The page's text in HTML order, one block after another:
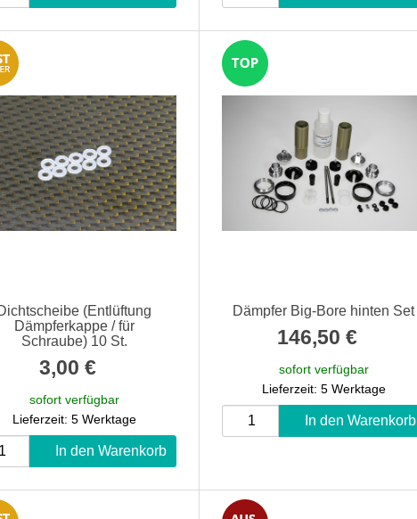
(Entlüftung
Dämpferkappe / für
Schraube) 10 St.
3,00 €
sofort verfügbar
Lieferzeit: 5 Werktage
In den Warenkorb
Dämpfer Big-Bore hinten Set
146,50 €
sofort verfügbar
Lieferzeit: 5 Werktage
In den Warenkorb